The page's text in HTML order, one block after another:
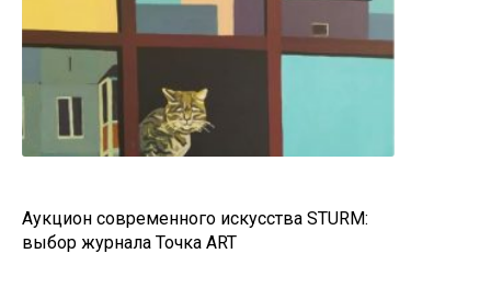
Аукцион современного искусства STURM:
выбор журнала Точка ART